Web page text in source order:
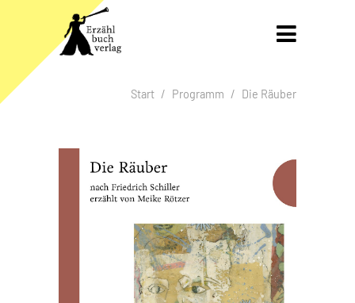
Gleich zum Inhalt der Seite springen

Brotkrumen-Navigation überspringen
Start Programm Die Räuber